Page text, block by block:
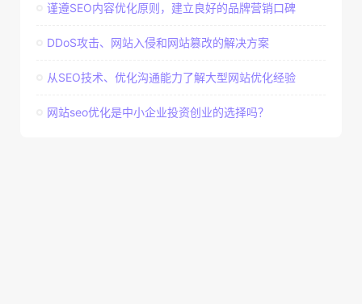
谨遵SEO内容优化原则，建立良好的品牌营销口碑
DDoS攻击、网站入侵和网站篡改的解决方案
从SEO技术、优化沟通能力了解大型网站优化经验
网站seo优化是中小企业投资创业的选择吗？